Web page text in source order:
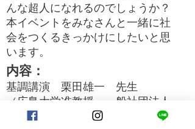
んな超人になれるのでしょうか？
​本イベントをみなさんと一緒に社
会をつくるきっかけにしたいと思
います。
内容 ：
基調講演 栗田雄一 先生
（広島大学准教授 一般社団法人
超人スポーツ協会理事 JSTさき